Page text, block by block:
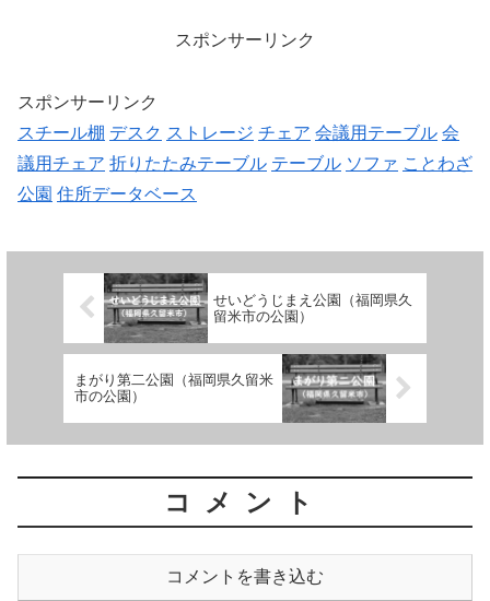
スポンサーリンク
スポンサーリンク
スチール棚 デスク ストレージ チェア 会議用テーブル 会
議用チェア 折りたたみテーブル テーブル ソファ ことわざ
公園 住所データベース
せいどうじまえ公園（福岡県久
留米市の公園）
まがり第二公園（福岡県久留米
市の公園）
コメント
コメントを書き込む